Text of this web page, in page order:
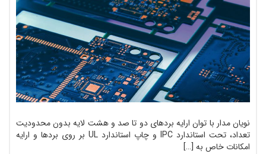
نویان مدار با توان ارایه بردهای دو تا صد و هشت لایه بدون محدودیت
تعداد، تحت استاندارد IPC و چاپ استاندارد UL بر روی بردها و ارایه
امکانات خاص به […]